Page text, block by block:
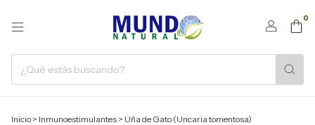
0
Inicio > Inmunoestimulantes > Uña de Gato (Uncaria tomentosa)